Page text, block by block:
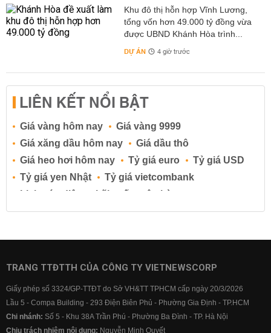
Khu đô thị hỗn hợp Vĩnh Lương,
tổng vốn hơn 49.000 tỷ đồng vừa
được UBND Khánh Hòa trình...
DỰ ÁN 4 giờ trước
LIÊN KẾT NỔI BẬT
Giá vàng hôm nay
Giá vàng 9999
Giá xăng dầu hôm nay
Giá dầu thô
Giá heo hơi hôm nay
Tỷ giá euro
Tỷ giá USD
Tỷ giá yen Nhật
Tỷ giá vietcombank
Lịch cúp điện
Lãi suất ngân hàng
Lãi suất tiết kiệm
Lãi suất tiền gửi
Lãi suất ngân hàng BIDV
Lãi suất ngân hàng Vietcombank
TRANG TTĐTTH CỦA CÔNG TY VIETNEWSCORP
Giấy phép số 3324/GP-TTĐT do Sở VH&TT TPHCM cấp ngày 20/3/2026
Lầu 5 - Compa Building - 293 Điện Biên Phủ - Phường Gia Định - TP.HCM
Chi nhánh: Số 5 - Khu 38A Trần Phú - Phường Ba Đình - TP. Hà Nội
Chịu trách nhiệm nội dung: Nguyễn Minh Quyết